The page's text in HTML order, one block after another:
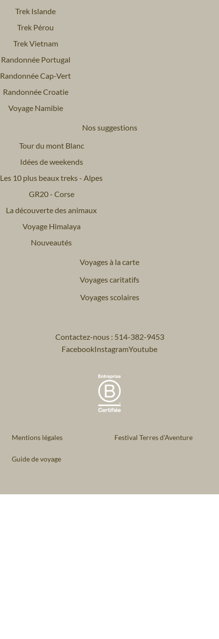
Trek Islande
Trek Pérou
Trek Vietnam
Randonnée Portugal
Randonnée Cap-Vert
Randonnée Croatie
Voyage Namibie
Nos suggestions
Tour du mont Blanc
Idées de weekends
Les 10 plus beaux treks - Alpes
GR20 - Corse
La découverte des animaux
Voyage Himalaya
Nouveautés
Voyages à la carte
Voyages caritatifs
Voyages scolaires
Contactez-nous : 514-382-9453
FacebookInstagramYoutube
Mentions légales Festival Terres d'Aventure
Guide de voyage